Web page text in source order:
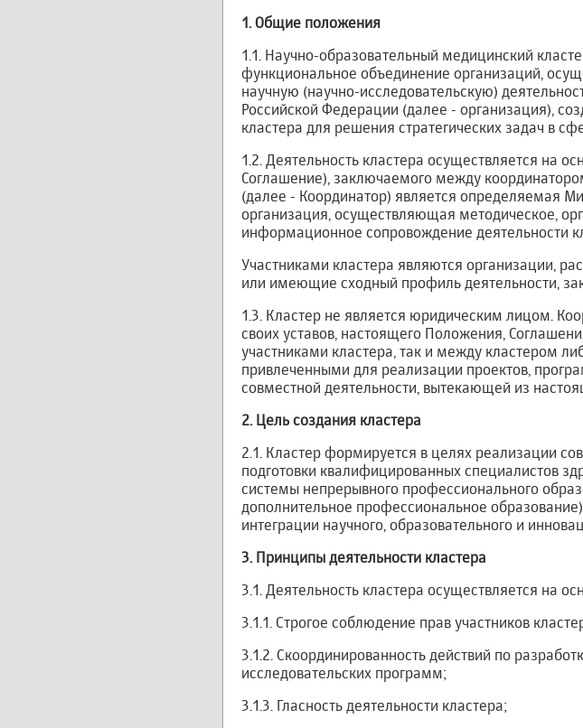
1. Общие положения
1.1. Научно-образовательный медицинский
функциональное объединение организаций,
научную (научно-исследовательскую)
Российской Федерации (далее - организация),
кластера для решения стратегических задач в
1.2. Деятельность кластера осуществляется на
Соглашение), заключаемого между
(далее - Координатор) является определяемая
организация, осуществляющая методическое,
информационное сопровождение деятельности
Участниками кластера являются организации,
или имеющие сходный профиль деятельности,
1.3. Кластер не является юридическим лицом.
своих уставов, настоящего Положения,
участниками кластера, так и между кластером
привлеченными для реализации проектов,
совместной деятельности, вытекающей из
2. Цель создания кластера
2.1. Кластер формируется в целях реализации
подготовки квалифицированных специалистов
системы непрерывного профессионального
дополнительное профессиональное
интеграции научного, образовательного и
3. Принципы деятельности кластера
3.1. Деятельность кластера осуществляется на
3.1.1. Строгое соблюдение прав участников
3.1.2. Скоординированность действий по
исследовательских программ;
3.1.3. Гласность деятельности кластера;